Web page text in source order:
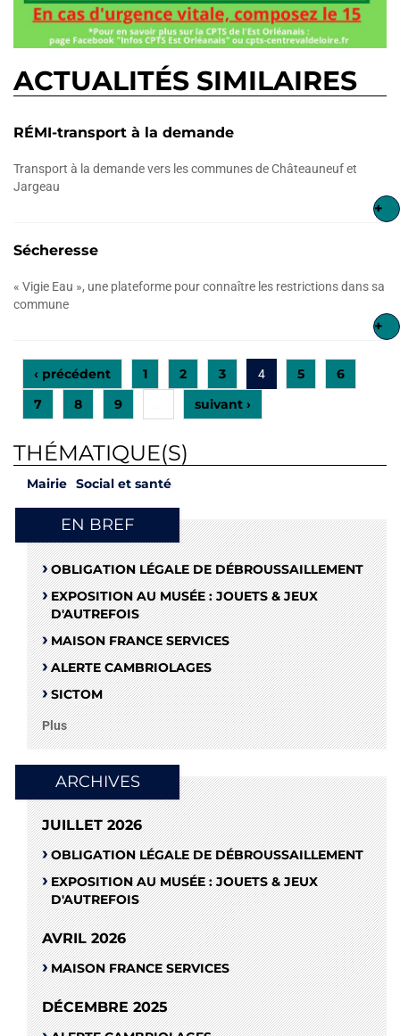
ACTUALITÉS SIMILAIRES
RÉMI-transport à la demande
Transport à la demande vers les communes de Châteauneuf et
Jargeau
+
Sécheresse
« Vigie Eau », une plateforme pour connaître les restrictions dans sa
commune
+
‹ précédent 1 2 3 4 5
6
7
8 9 suivant ›
THÉMATIQUE(S)
Mairie Social et santé
EN BREF
OBLIGATION LÉGALE DE DÉBROUSSAILLEMENT
EXPOSITION AU MUSÉE : JOUETS & JEUX
D'AUTREFOIS
MAISON FRANCE SERVICES
ALERTE CAMBRIOLAGES
SICTOM
Plus
ARCHIVES
JUILLET 2026
OBLIGATION LÉGALE DE DÉBROUSSAILLEMENT
EXPOSITION AU MUSÉE : JOUETS & JEUX
D'AUTREFOIS
AVRIL 2026
MAISON FRANCE SERVICES
DÉCEMBRE 2025